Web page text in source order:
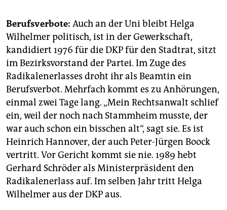
Berufsverbote: Auch an der Uni bleibt Helga
Wilhelmer politisch, ist in der Gewerkschaft,
kandidiert 1976 für die DKP für den Stadtrat, sitzt
im Bezirksvorstand der Partei. Im Zuge des
Radikalenerlasses droht ihr als Beamtin ein
Berufsverbot. Mehrfach kommt es zu Anhörungen,
einmal zwei Tage lang. „Mein Rechtsanwalt schlief
ein, weil der noch nach Stammheim musste, der
war auch schon ein bisschen alt“, sagt sie. Es ist
Heinrich Hannover, der auch Peter-Jürgen Boock
vertritt. Vor Gericht kommt sie nie. 1989 hebt
Gerhard Schröder als Ministerpräsident den
Radikalenerlass auf. Im selben Jahr tritt Helga
Wilhelmer aus der DKP aus.